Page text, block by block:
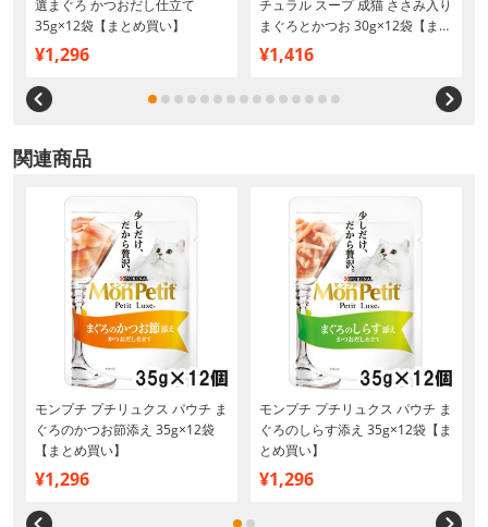
選まぐろ かつおだし仕立て
35g×12袋【まとめ買い】
¥1,296
チュラル スープ 成猫 ささみ入り
まぐろとかつお 30g×12袋【まと
め買い】
¥1,416
関連商品
モンプチ プチリュクス パウチ ま
ぐろのかつお節添え 35g×12袋
【まとめ買い】
¥1,296
モンプチ プチリュクス パウチ ま
ぐろのしらす添え 35g×12袋【ま
とめ買い】
¥1,296